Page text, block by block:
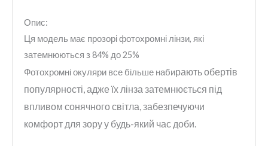
Опис:
Ця модель має прозорі фотохромні лінзи, які
затемнюються з 84% до 25%
Фотохромні окуляри все більше набирають обертів
популярності, адже їх лінза затемнюється під
впливом сонячного світла, забезпечуючи
комфорт для зору у будь-який час доби.